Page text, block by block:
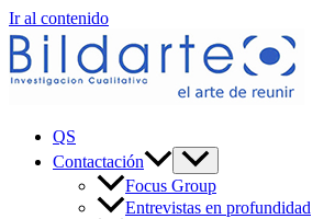
Ir al contenido
QS
Contactación
Focus Group
Entrevistas en profundidad